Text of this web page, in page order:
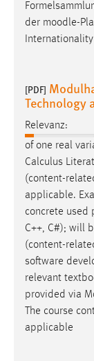
der moodle-
[PDF]
Technology
Relevanz:
of one real
Calculus
(content-
applicable.
concrete used
C++, C#); will
(content-
software
relevant
provided via
The course
applicable